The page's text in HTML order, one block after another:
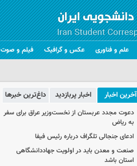
علم و فناوری عکس و گرافیک فیلم و صوت
آخرین اخبار اخبار پربازدید داغ‌ترین خبرها
دعوت مجدد عربستان از نخست‌وزیر عراق برای سفر
به ریاض
ادعای جنجالی تلگراف درباره رئیس فیفا
صنعت و معدن باید در اولویت جهاددانشگاهی
استان باشد